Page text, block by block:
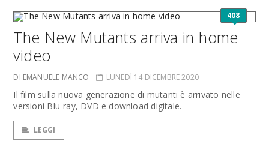
408
The New Mutants arriva in home
video
DI EMANUELE MANCO LUNEDÌ 14 DICEMBRE 2020
Il film sulla nuova generazione di mutanti è arrivato nelle
versioni Blu-ray, DVD e download digitale.
LEGGI